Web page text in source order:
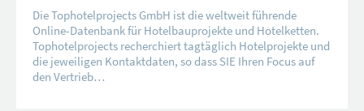
Die Tophotelprojects GmbH ist die weltweit führende
Online-Datenbank für Hotelbauprojekte und Hotelketten.
Tophotelprojects recherchiert tagtäglich Hotelprojekte und
die jeweiligen Kontaktdaten, so dass SIE Ihren Focus auf
den Vertrieb…